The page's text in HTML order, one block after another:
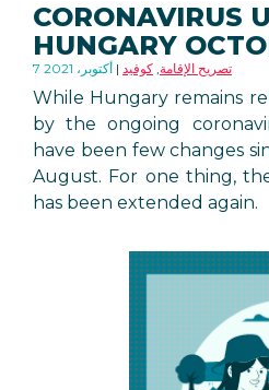
CORONAVIRUS
HUNGARY
7 أكتوبر، 2021 تصريح الإقامة, كوفيد
While Hungary remains
by the ongoing
have been few changes
August. For one thing,
has been extended again.